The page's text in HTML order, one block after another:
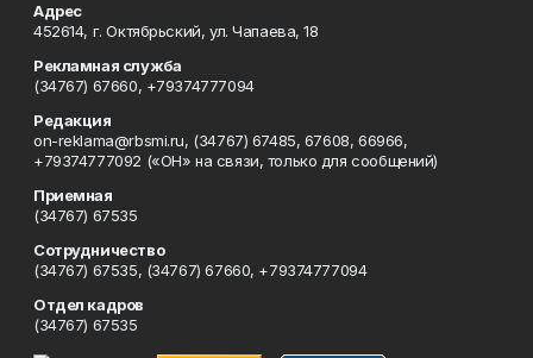
Адрес
452614, г. Октябрьский, ул. Чапаева, 18
Рекламная служба
(34767) 67660, +79374777094
Редакция
on-reklama@rbsmi.ru, (34767) 67485, 67608, 66966,
+79374777092 («ОН» на связи, только для сообщений)
Приемная
(34767) 67535
Сотрудничество
(34767) 67535, (34767) 67660, +79374777094
Отдел кадров
(34767) 67535